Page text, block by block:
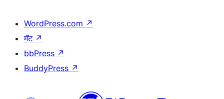
WordPress.com ↗
मॅट ↗
bbPress ↗
BuddyPress ↗